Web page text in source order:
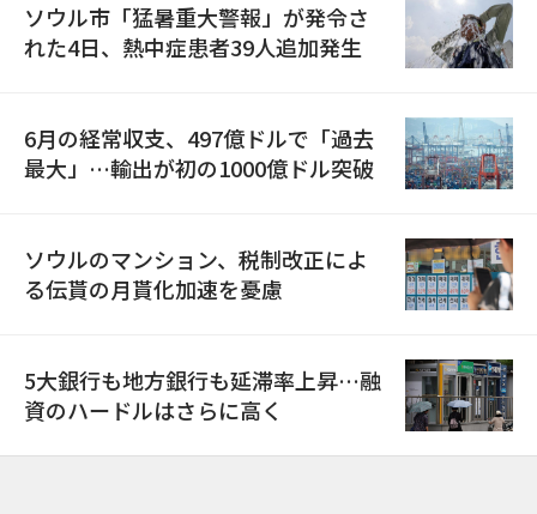
ソウル市「猛暑重大警報」が発令さ
れた4日、熱中症患者39人追加発生
6月の経常収支、497億ドルで「過去
最大」…輸出が初の1000億ドル突破
ソウルのマンション、税制改正によ
る伝貰の月貰化加速を憂慮
5大銀行も地方銀行も延滞率上昇…融
資のハードルはさらに高く